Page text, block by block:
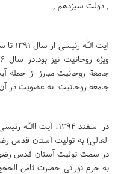
, دولت سیزدهم ,
جامعة روحانیت مبارز از
جامعه روحانیت به عضویت در
در اسفند 1394، آیت
العالی) به تولیت آستان قدس
در سمت تولیت آستان قدس
به حرم نورانی حضرت ثامن